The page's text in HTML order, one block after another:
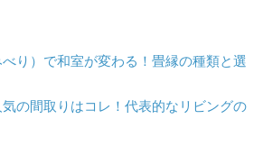
り）で和室が変わる！畳縁の種類と選
気の間取りはコレ！代表的なリビングの